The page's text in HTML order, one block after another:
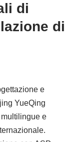
di
di
e
YueQing
e